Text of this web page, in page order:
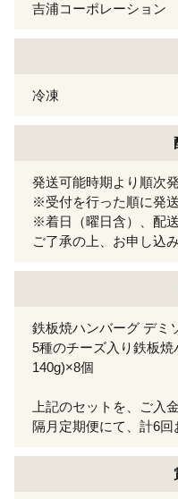
吉浦コーポレーション
冷凍
発送可能時期より順次
※受付を行った順に発送
※着日（曜日含）、配
ご了承の上、お申し込
鉄板焼ハンバーグ デミ
5種のチーズ入り鉄板
140g)×8個
上記のセットを、ご入
隔月定期便にて、計6回